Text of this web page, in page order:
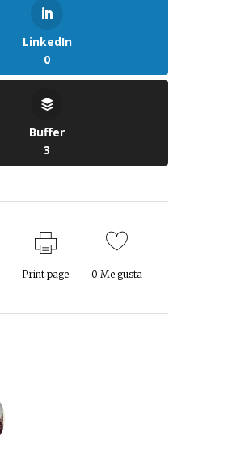
LinkedIn
0
Buffer
3
Print page 0 Me gusta